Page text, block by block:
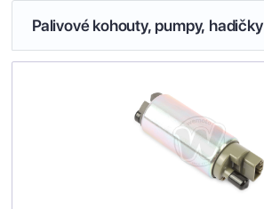
Palivové kohouty, pumpy, hadičky